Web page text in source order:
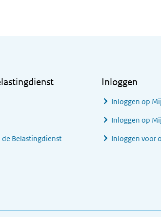
Belastingdienst
Inloggen
Inloggen op
Inloggen op
Inloggen voor